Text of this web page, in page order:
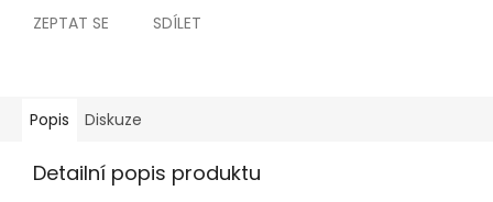
ZEPTAT SE SDÍLET
Popis Diskuze
Detailní popis produktu